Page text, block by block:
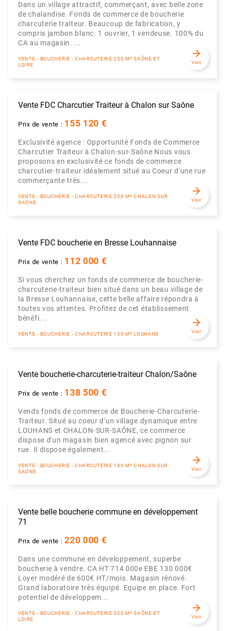
Dans un village attractif, commerçant, avec belle zone
de chalandise. Fonds de commerce de boucherie
charcuterie traiteur. Beaucoup de fabrication, y
compris jambon blanc. 1 ouvrier, 1 vendeuse. 100% du
CA au magasin. ...
VENTE - BOUCHERIE - CHARCUTERIE 250 M² SAÔNE ET
LOIRE
arrow_forward
Voir
Vente FDC Charcutier Traiteur à Chalon sur Saône
Prix de vente : 155 120 €
Exclusivité agence : Opportunité Fonds de Commerce
Charcutier Traiteur à Chalon-sur-Saône Nous vous
proposons en exclusivité ce fonds de commerce
charcutier-traiteur idéalement situé au Coeur d'une rue
commerçante très...
VENTE - BOUCHERIE - CHARCUTERIE 200 M² CHALON SUR
SAONE
arrow_forward
Voir
Vente FDC boucherie en Bresse Louhannaise
Prix de vente : 112 000 €
Si vous cherchez un fonds de commerce de boucherie-
charcuterie-traiteur bien situé dans un beau village de
la Bresse Louhannaise, cette belle affaire répondra à
toutes vos attentes. Profitez de cet établissement
bénéfi...
VENTE - BOUCHERIE - CHARCUTERIE 130 M² LOUHANS
arrow_forward
Voir
Vente boucherie-charcuterie-traiteur Chalon/Saône
Prix de vente : 138 500 €
Vends fonds de commerce de Boucherie-Charcuterie-
Traiteur. Situé au coeur d'un village dynamique entre
LOUHANS et CHALON-SUR-SAÔNE, ce commerce
dispose d'un magasin bien agencé avec pignon sur
rue. Il dispose également...
VENTE - BOUCHERIE - CHARCUTERIE 180 M² CHALON SUR
SAONE
arrow_forward
Voir
Vente belle boucherie commune en développement
71
Prix de vente :220 000 €
Dans une commune en développement, superbe
boucherie à vendre. CA HT 714 000e EBE 130 000€
Loyer modéré de 600€ HT/mois. Magasin rénové.
Grand laboratoire très équipé. Equipe en place. Fort
potentiel de développem...
VENTE - BOUCHERIE - CHARCUTERIE 300 M² SAÔNE ET
LOIRE
arrow_forward
Voir